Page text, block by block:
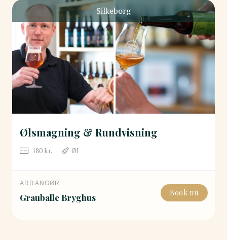
Silkeborg
Ølsmagning & Rundvisning
180kr. Øl
ARRANGØR
Grauballe Bryghus Book nu